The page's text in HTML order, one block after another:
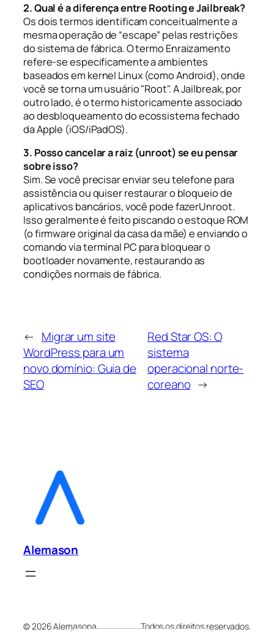
2. Qual é a diferença entre Rooting e Jailbreak?
Os dois termos identificam conceitualmente a
mesma operação de “escape” pelas restrições
do sistema de fábrica. O termo Enraizamento
refere-se especificamente a ambientes
baseados em kernel Linux (como Android), onde
você se torna um usuário "Root". AJailbreak, por
outro lado, é o termo historicamente associado
ao desbloqueamento do ecossistema fechado
da Apple (iOS/iPadOS).
3. Posso cancelar a raiz (unroot) se eu pensar
sobre isso?
Sim. Se você precisar enviar seu telefone para
assistência ou quiser restaurar o bloqueio de
aplicativos bancários, você pode fazerUnroot.
Isso geralmente é feito piscando o estoque ROM
(o firmware original da casa da mãe) e enviando o
comando via terminal PC para bloquear o
bootloader novamente, restaurando as
condições normais de fábrica.
← Migrar um site
WordPress para um
novo domínio: Guia de
SEO
Red Star OS: O
sistema
operacional norte-
coreano →
Alemason
© 2026 Alemasona. Todos os direitos reservados.